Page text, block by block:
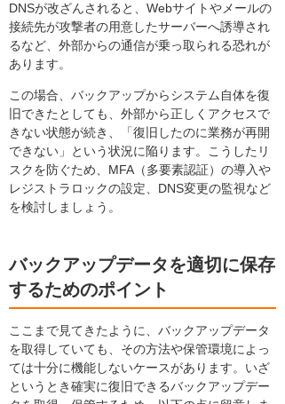
DNSが改ざんされると、Webサイトやメールの
接続先が攻撃者の用意したサーバーへ誘導され
るなど、外部からの通信が乗っ取られる恐れが
あります。
この場合、バックアップからシステム自体を復
旧できたとしても、外部から正しくアクセスで
きない状態が続き、「復旧したのに業務が再開
できない」という状況に陥ります。こうしたリ
スクを防ぐため、MFA（多要素認証）の導入や
レジストラロックの設定、DNS変更の監視など
を検討しましょう。
バックアップデータを適切に保存
するためのポイント
ここまで見てきたように、バックアップデータ
を取得していても、その方法や保管環境によっ
ては十分に機能しないケースがあります。いざ
というとき確実に復旧できるバックアップデー